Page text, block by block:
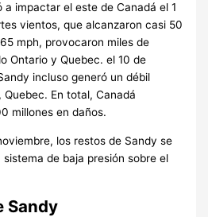
impactar el este de Canadá el 1
vientos, que alcanzaron casi 50
mph, provocaron miles de
Ontario y Quebec. el 10 de
incluso generó un débil
En total, Canadá
millones en daños.
los restos de Sandy se
de baja presión sobre el
Sandy